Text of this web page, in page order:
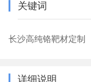
关键词
长沙高纯铬靶材定制
详细说明